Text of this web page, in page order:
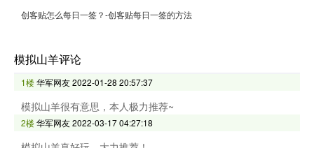
创客贴怎么每日一签？-创客贴每日一签的方法
模拟山羊评论
1楼华军网友2022-01-28 20:57:37
模拟山羊很有意思，本人极力推荐~
2楼华军网友2022-03-17 04:27:18